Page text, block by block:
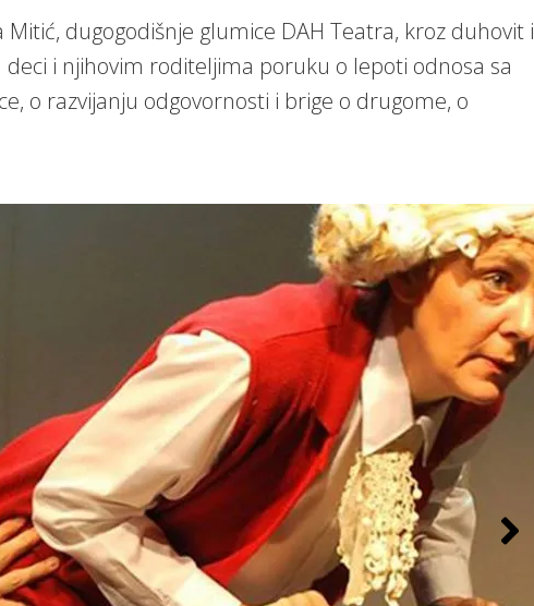
dugogodišnje glumice DAH Teatra, kroz duhovit i
i njihovim roditeljima poruku o lepoti odnosa sa
o razvijanju odgovornosti i brige o drugome, o